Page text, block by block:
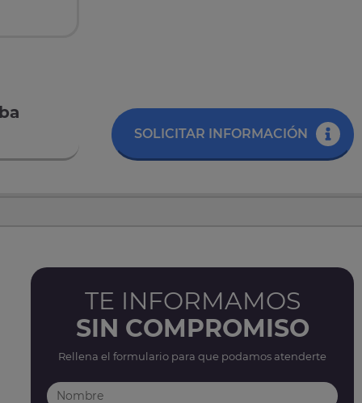
SOLICITAR INFORMACIÓN
TE INFORMAMOS
SIN COMPROMISO
Rellena el formulario para que podamos atenderte